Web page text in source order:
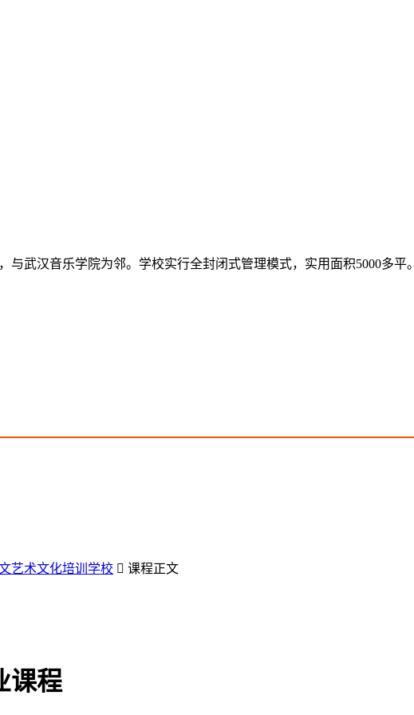
武汉音乐学院为邻。学校实行全封闭式管理模式，实用面积5000多平。
艺术文化培训学校  课程正文
课程